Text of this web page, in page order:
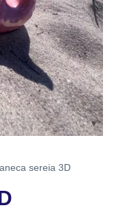
sereia 3D